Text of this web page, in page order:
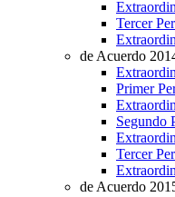
Tercer
de Acuerdo
Primer
Segundo
Tercer
de Acuerdo